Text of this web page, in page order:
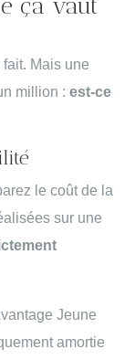
ça vaut
fait. Mais une
million :est-ce
le coût de la
sur une
Jeune
amortie